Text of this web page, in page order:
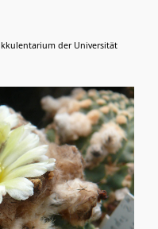
der Universität